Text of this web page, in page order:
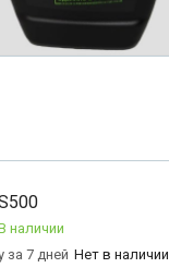
наличии
за 7 дней Нет в наличии